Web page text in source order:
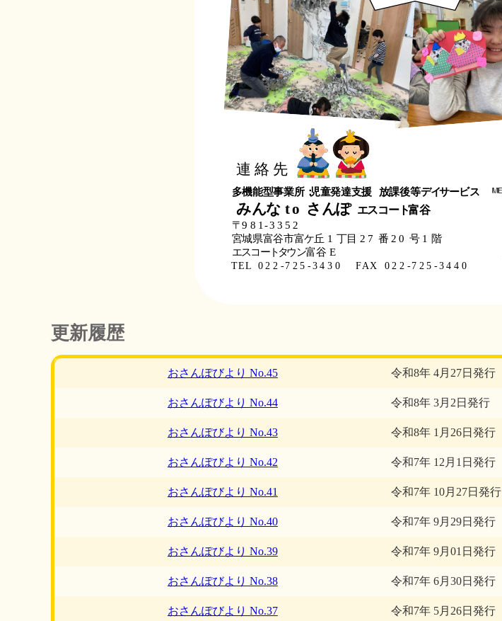
更新履歴
おさんぽびより No.45 令和8年 4月27日発行
おさんぽびより No.44 令和8年 3月2日発行
おさんぽびより No.43 令和8年 1月26日発行
おさんぽびより No.42 令和7年 12月1日発行
おさんぽびより No.41 令和7年 10月27日発行
おさんぽびより No.40 令和7年 9月29日発行
おさんぽびより No.39 令和7年 9月01日発行
おさんぽびより No.38 令和7年 6月30日発行
おさんぽびより No.37 令和7年 5月26日発行